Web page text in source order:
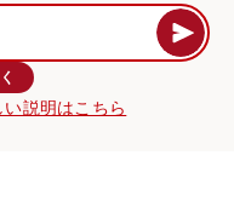
説明はこちら